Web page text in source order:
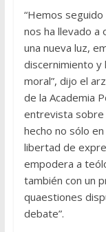
“Hemos
nos ha llevado a
una nueva luz,
discernimiento y
moral”, dijo el
de la Academia
entrevista sobre
hecho no sólo
libertad de
empodera a
también con un
quaestiones
debate”.